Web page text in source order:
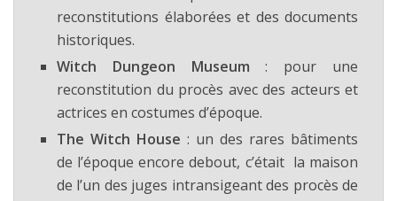
reconstitutions élaborées et des documents
historiques.
Witch Dungeon Museum: pour une
reconstitution du procès avec des acteurs et
actrices en costumes d’époque.
The Witch House : un des rares bâtiments
de l’époque encore debout, c’était la maison
de l’un des juges intransigeant des procès de